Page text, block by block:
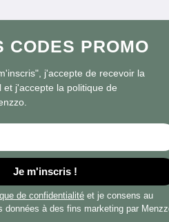
CODES PROMO
j'accepte de recevoir la
et j'accepte la politique de
d’information :
Je m'inscris !
de confidentialité et je consens au
données à des fins marketing par